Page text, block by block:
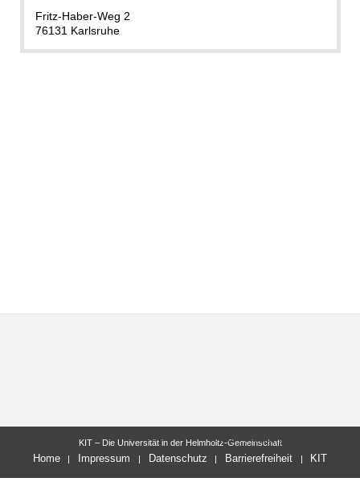
Fritz-Haber-Weg 2
76131 Karlsruhe
letzte Änderung: 16.11.2022
KIT – Die Universität in der Helmholtz-Gemeinschaft
Home Impressum Datenschutz Barrierefreiheit KIT